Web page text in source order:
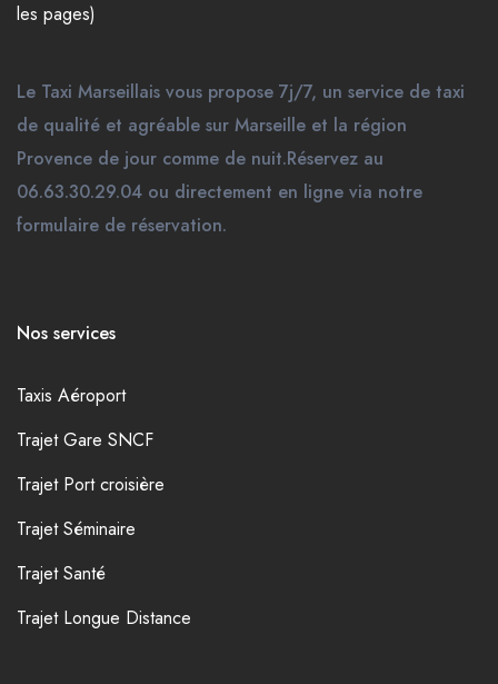
les pages)
Le Taxi Marseillais vous propose 7j/7, un service de taxi
de qualité et agréable sur Marseille et la région
Provence de jour comme de nuit.Réservez au
06.63.30.29.04 ou directement en ligne via notre
formulaire de réservation.
Nos services
Taxis Aéroport
Trajet Gare SNCF
Trajet Port croisière
Trajet Séminaire
Trajet Santé
Trajet Longue Distance